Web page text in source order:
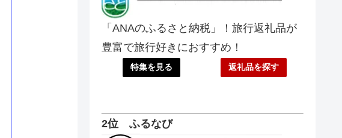
「ANAのふるさと納税」！旅行返礼品が
豊富で旅行好きにおすすめ！
特集を見る 返礼品を探す
2位 ふるなび